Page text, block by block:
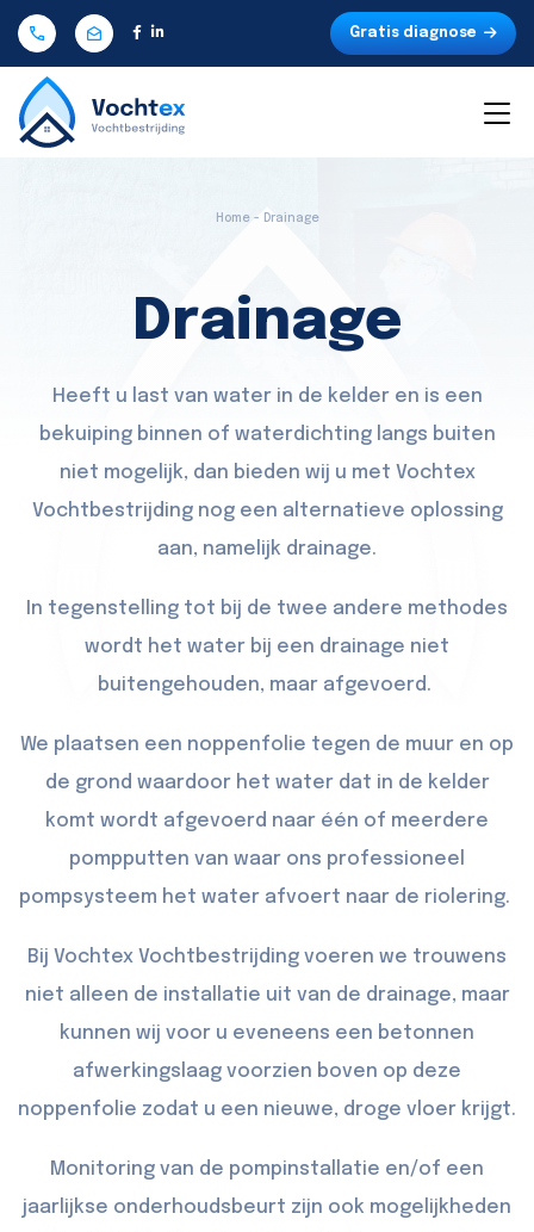
Gratis diagnose
Home - Drainage
Drainage
Heeft u last van water in de kelder en is een
bekuiping binnen of waterdichting langs buiten
niet mogelijk, dan bieden wij u met Vochtex
Vochtbestrijding nog een alternatieve oplossing
aan, namelijk drainage.
In tegenstelling tot bij de twee andere methodes
wordt het water bij een drainage niet
buitengehouden, maar afgevoerd.
We plaatsen een noppenfolie tegen de muur en op
de grond waardoor het water dat in de kelder
komt wordt afgevoerd naar één of meerdere
pompputten van waar ons professioneel
pompsysteem het water afvoert naar de riolering.
Bij Vochtex Vochtbestrijding voeren we trouwens
niet alleen de installatie uit van de drainage, maar
kunnen wij voor u eveneens een betonnen
afwerkingslaag voorzien boven op deze
noppenfolie zodat u een nieuwe, droge vloer krijgt.
Monitoring van de pompinstallatie en/of een
jaarlijkse onderhoudsbeurt zijn ook mogelijkheden